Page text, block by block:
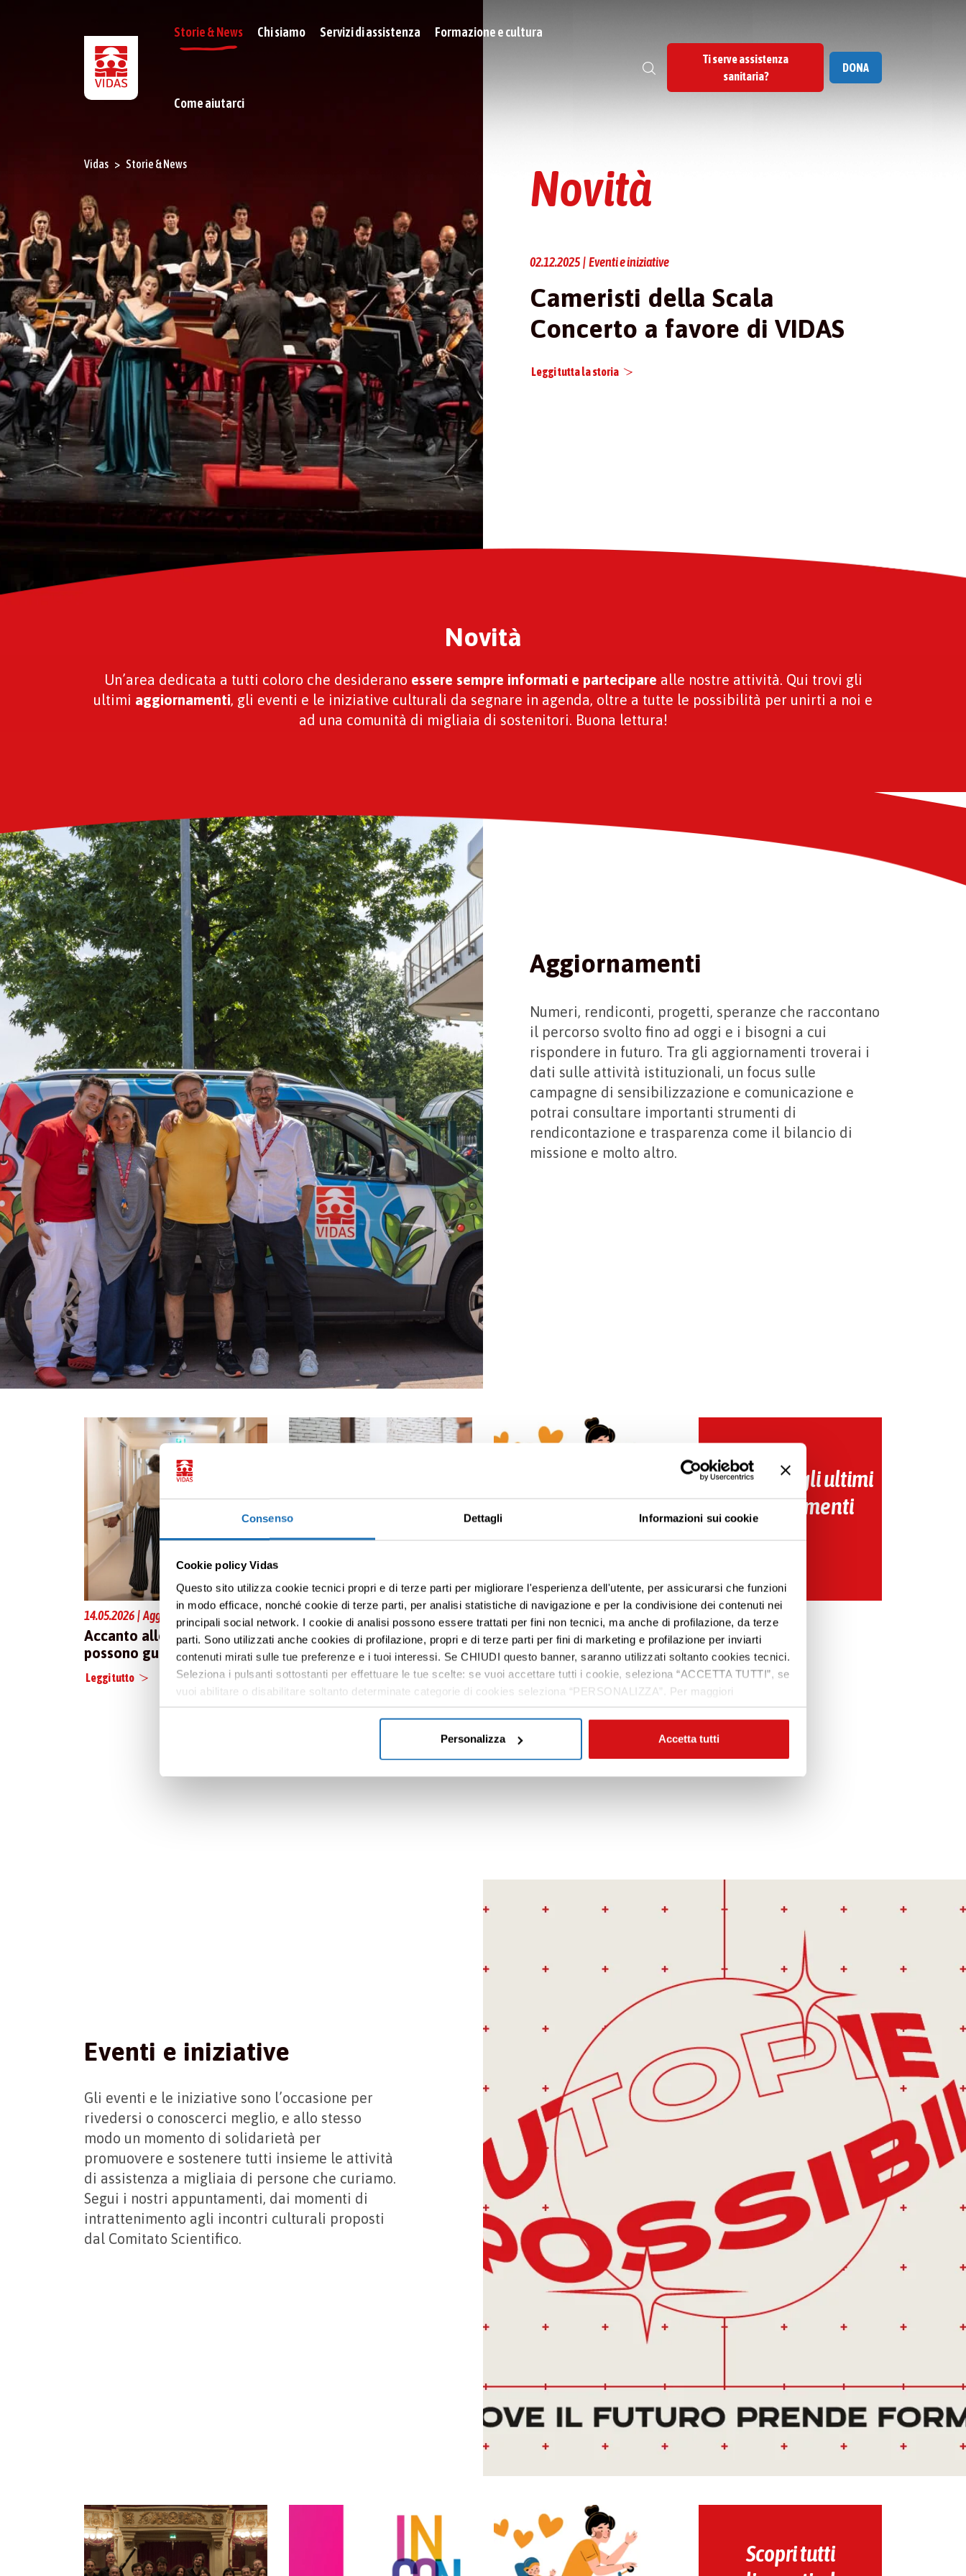
Consenso Dettagli Informazioni sui cookie
Cookie policy Vidas
Questo sito utilizza cookie tecnici propri e di terze parti per migliorare l'esperienza dell'utente, per assicurarsi che funzioni
in modo efficace, nonché cookie di terze parti, per analisi statistiche di navigazione e per la condivisione dei contenuti nei
principali social network. I cookie di analisi possono essere trattati per fini non tecnici, ma anche di profilazione, da terze
parti. Sono utilizzati anche cookies di profilazione, propri e di terze parti per fini di marketing e profilazione per inviarti
contenuti mirati sulle tue preferenze e i tuoi interessi. Se CHIUDI questo banner, saranno utilizzati soltanto cookies tecnici.
Seleziona i pulsanti sottostanti per effettuare le tue scelte: se vuoi accettare tutti i cookie, seleziona “ACCETTA TUTTI”, se
vuoi abilitare o disabilitare soltanto determinate categorie di cookies seleziona “PERSONALIZZA”. Per maggiori
informazioni e modificare le tue preferenze vai alla nostracookie policy.
Personalizza Accetta tutti
Storie & News Chi siamo Servizi di assistenza Formazione e cultura
Come aiutarci
Ti serve assistenza
sanitaria?
DONA
Vidas Storie & News Novità
02.12.2025 | Eventi e iniziative
Cameristi della Scala
Concerto a favore di VIDAS
Leggi tutta la storia
Novità
Un’area dedicata a tutti coloro che desiderano essere sempre informati e partecipare alle nostre attività. Qui trovi gli
ultimi aggiornamenti, gli eventi e le iniziative culturali da segnare in agenda, oltre a tutte le possibilità per unirti a noi e
ad una comunità di migliaia di sostenitori. Buona lettura!
Aggiornamenti
Numeri, rendiconti, progetti, speranze che raccontano
il percorso svolto fino ad oggi e i bisogni a cui
rispondere in futuro. Tra gli aggiornamenti troverai i
dati sulle attività istituzionali, un focus sulle
campagne di sensibilizzazione e comunicazione e
potrai consultare importanti strumenti di
rendicontazione e trasparenza come il bilancio di
missione e molto altro.
14.05.2026 | Aggiornamenti
Accanto alle donne che non
possono guarire
Leggi tutto
04.05.2026 | Aggiornamenti
Ascoltare davvero
Leggi tutto
24.04.2026 | Aggiornamenti
Educare alla cura, curare
nella comunità
Leggi tutto
Scopri tutti gli ultimi
aggiornamenti
Scopri il notiziario Insieme a VIDAS
Eventi e iniziative
Gli eventi e le iniziative sono l’occasione per
rivedersi o conoscerci meglio, e allo stesso
modo un momento di solidarietà per
promuovere e sostenere tutti insieme le attività
di assistenza a migliaia di persone che curiamo.
Segui i nostri appuntamenti, dai momenti di
intrattenimento agli incontri culturali proposti
dal Comitato Scientifico.
Scopri tutti
Premi INVIO per cercare o ESC per uscire